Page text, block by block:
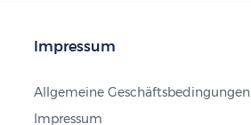
Impressum
Allgemeine Geschäftsbedingungen
Impressum